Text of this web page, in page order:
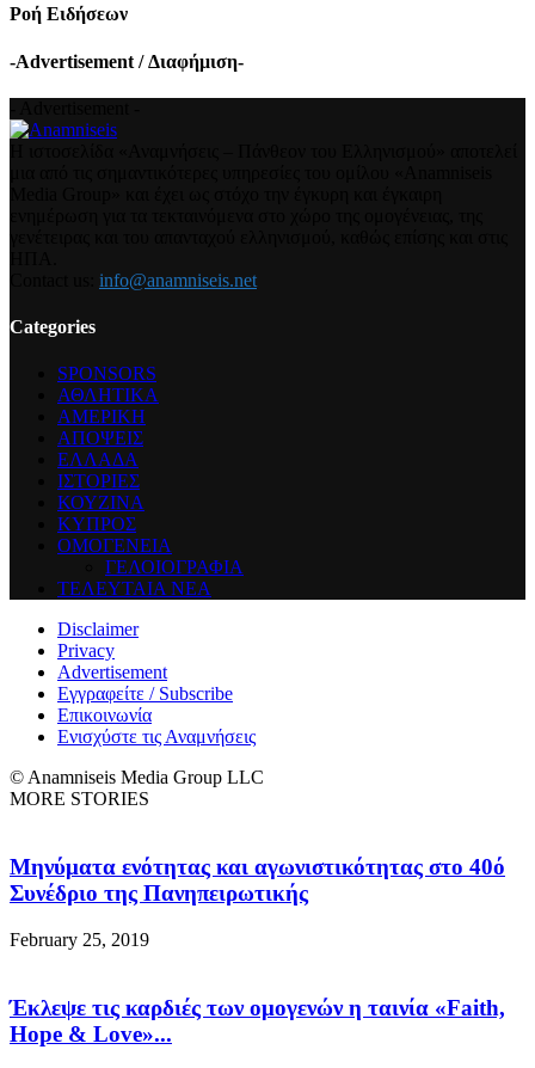
Ροή Ειδήσεων
-Advertisement / Διαφήμιση-
info@anamniseis.net
Categories
SPONSORS
ΑΘΛΗΤΙΚΑ
ΑΜΕΡΙΚΗ
ΑΠΟΨΕΙΣ
ΕΛΛΑΔΑ
ΙΣΤΟΡΙΕΣ
ΚΟΥΖΙΝΑ
ΚΥΠΡΟΣ
ΟΜΟΓΕΝΕΙΑ
ΓΕΛΟΙΟΓΡΑΦΙΑ
ΤΕΛΕΥΤΑΙΑ ΝΕΑ
Disclaimer
Privacy
Advertisement
Εγγραφείτε / Subscribe
Επικοινωνία
Ενισχύστε τις Αναμνήσεις
© Anamniseis Media Group LLC
MORE STORIES
Μηνύματα ενότητας και αγωνιστικότητας στο 40ό
Συνέδριο της Πανηπειρωτικής
February 25, 2019
Έκλεψε τις καρδιές των ομογενών η ταινία «Faith,
Hope & Love»...